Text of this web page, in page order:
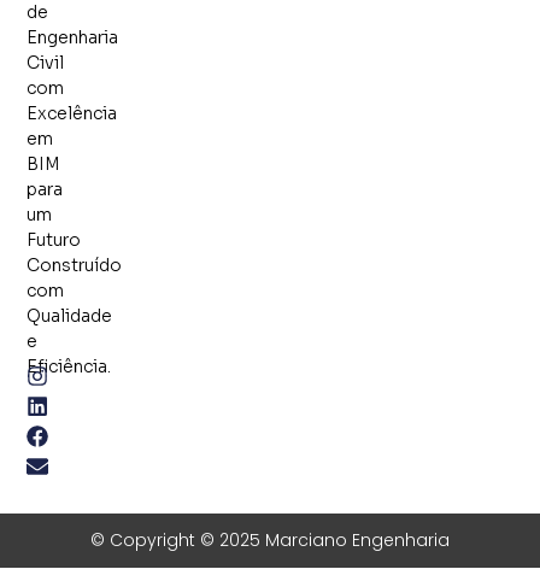
de
Engenharia
Civil
com
Excelência
em
BIM
para
um
Futuro
Construído
com
Qualidade
e
Eficiência.
© Copyright © 2025 Marciano Engenharia